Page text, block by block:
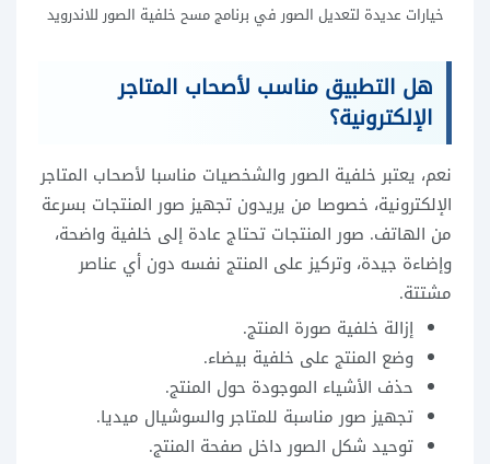
خيارات عديدة لتعديل الصور في برنامج مسح خلفية الصور للاندرويد
هل التطبيق مناسب لأصحاب المتاجر
الإلكترونية؟
نعم، يعتبر خلفية الصور والشخصيات مناسبا لأصحاب المتاجر
الإلكترونية، خصوصا من يريدون تجهيز صور المنتجات بسرعة
من الهاتف. صور المنتجات تحتاج عادة إلى خلفية واضحة،
وإضاءة جيدة، وتركيز على المنتج نفسه دون أي عناصر
مشتتة.
إزالة خلفية صورة المنتج.
وضع المنتج على خلفية بيضاء.
حذف الأشياء الموجودة حول المنتج.
تجهيز صور مناسبة للمتاجر والسوشيال ميديا.
توحيد شكل الصور داخل صفحة المنتج.